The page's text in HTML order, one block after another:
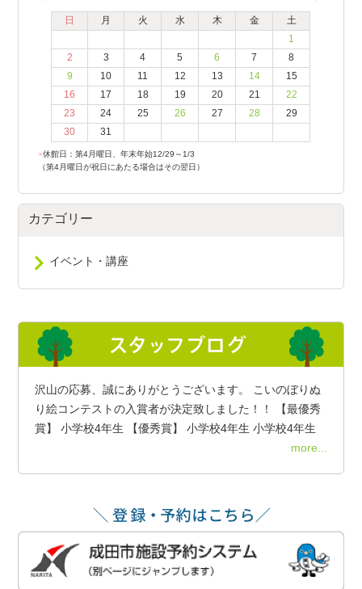
日 月 火 水 木 金
土
1
2
3 4 5 6 7
8
9
10 11 12 13 14
15
16
17 18 19 20 21
22
23
24 25 26 27 28
29
30
31
●休館日：第4月曜日、年末年始12/29～1/3
（第4月曜日が祝日にあたる場合はその翌日）
カテゴリー
イベント・講座
沢山の応募、誠にありがとうございます。 こいのぼりぬ
り絵コンテストの入賞者が決定致しました！！ 【最優秀
賞】 小学校4年生 【優秀賞】 小学校4年生 小学校4年生
more...